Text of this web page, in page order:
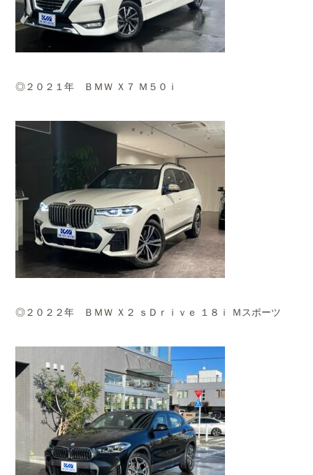
◎２０２１年 ＢＭＷ Ｘ７ Ｍ５０ｉ
◎２０２２年 ＢＭＷ Ｘ２ ｓＤｒｉｖｅ １８ｉ Ｍスポーツ